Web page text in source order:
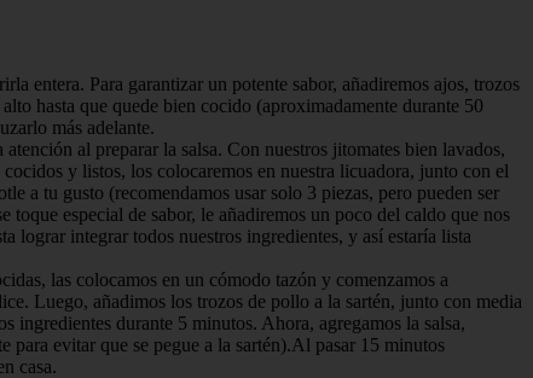
entera. Para garantizar un potente sabor, añadiremos ajos, trozos
hasta que quede bien cocido (aproximadamente durante 50
más adelante.
al preparar la salsa. Con nuestros jitomates bien lavados,
y listos, los colocaremos en nuestra licuadora, junto con el
a tu gusto (recomendamos usar solo 3 piezas, pero pueden ser
especial de sabor, le añadiremos un poco del caldo que nos
lograr integrar todos nuestros ingredientes, y así estaría lista
las colocamos en un cómodo tazón y comenzamos a
Luego, añadimos los trozos de pollo a la sartén, junto con media
ingredientes durante 5 minutos. Ahora, agregamos la salsa,
para evitar que se pegue a la sartén).Al pasar 15 minutos
casa.